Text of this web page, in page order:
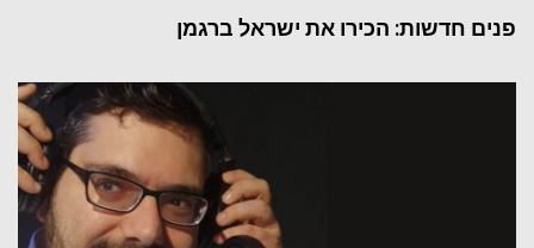
פנים חדשות: הכירו את ישראל ברגמן